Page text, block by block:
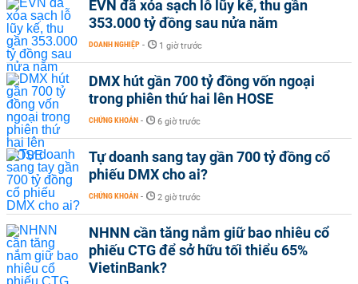
EVN đã xóa sạch lỗ lũy kế, thu gần
353.000 tỷ đồng sau nửa năm
DOANH NGHIỆP - 1 giờ trước
DMX hút gần 700 tỷ đồng vốn ngoại
trong phiên thứ hai lên HOSE
CHỨNG KHOÁN - 6 giờ trước
Tự doanh sang tay gần 700 tỷ đồng cổ
phiếu DMX cho ai?
CHỨNG KHOÁN - 2 giờ trước
NHNN cần tăng nắm giữ bao nhiêu cổ
phiếu CTG để sở hữu tối thiểu 65%
VietinBank?